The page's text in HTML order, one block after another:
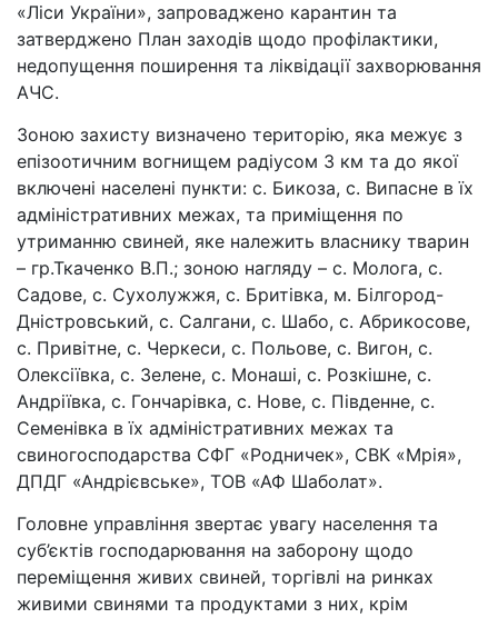
«Ліси України», запроваджено карантин та
затверджено План заходів щодо профілактики,
недопущення поширення та ліквідації захворювання
АЧС.
Зоною захисту визначено територію, яка межує з
епізоотичним вогнищем радіусом 3 км та до якої
включені населені пункти: с. Бикоза, с. Випасне в їх
адміністративних межах, та приміщення по
утриманню свиней, яке належить власнику тварин
– гр.Ткаченко В.П.; зоною нагляду – с. Молога, с.
Садове, с. Сухолужжя, с. Бритівка, м. Білгород-
Дністровський, с. Салгани, с. Шабо, с. Абрикосове,
с. Привітне, с. Черкеси, с. Польове, с. Вигон, с.
Олексіївка, с. Зелене, с. Монаші, с. Розкішне, с.
Андріївка, с. Гончарівка, с. Нове, с. Південне, с.
Семенівка в їх адміністративних межах та
свиногосподарства СФГ «Родничек», СВК «Мрія»,
ДПДГ «Андрієвське», ТОВ «АФ Шаболат».
Головне управління звертає увагу населення та
суб’єктів господарювання на заборону щодо
переміщення живих свиней, торгівлі на ринках
живими свинями та продуктами з них, крім